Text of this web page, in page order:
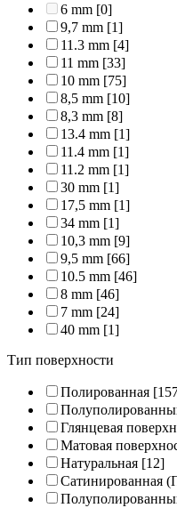
6 mm [0]
9,7 mm [1]
11.3 mm [4]
11 mm [33]
10 mm [75]
8,5 mm [10]
8,3 mm [8]
13.4 mm [1]
11.4 mm [1]
11.2 mm [1]
30 mm [1]
17,5 mm [1]
34 mm [1]
10,3 mm [9]
9,5 mm [66]
10.5 mm [46]
8 mm [46]
7 mm [24]
40 mm [1]
Тип поверхности
Полированная
Глянцевая
Матовая
Натуральная [12]
Сатинированная